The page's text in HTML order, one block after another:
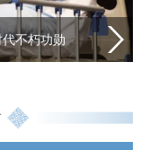
不朽功勋